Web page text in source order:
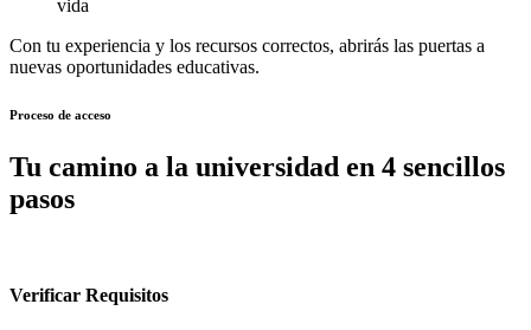
vida
Con tu experiencia y los recursos correctos, abrirás las puertas a
nuevas oportunidades educativas.
Proceso de acceso
Tu camino a la universidad en 4 sencillos
pasos
Verificar Requisitos